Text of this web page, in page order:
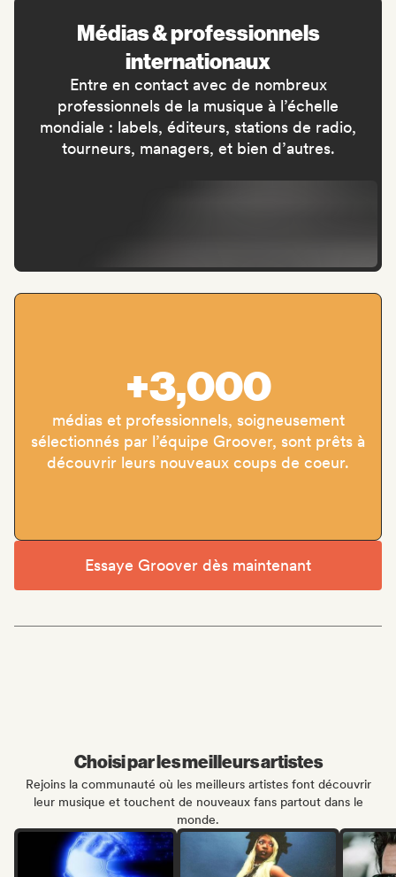
Médias & professionnels
internationaux
Entre en contact avec de nombreux
professionnels de la musique à l’échelle
mondiale : labels, éditeurs, stations de radio,
tourneurs, managers, et bien d’autres.
+3,000
médias et professionnels, soigneusement
sélectionnés par l’équipe Groover, sont prêts à
découvrir leurs nouveaux coups de coeur.
Essaye Groover dès maintenant
Choisi par les meilleurs artistes
Rejoins la communauté où les meilleurs artistes font découvrir
leur musique et touchent de nouveaux fans partout dans le
monde.